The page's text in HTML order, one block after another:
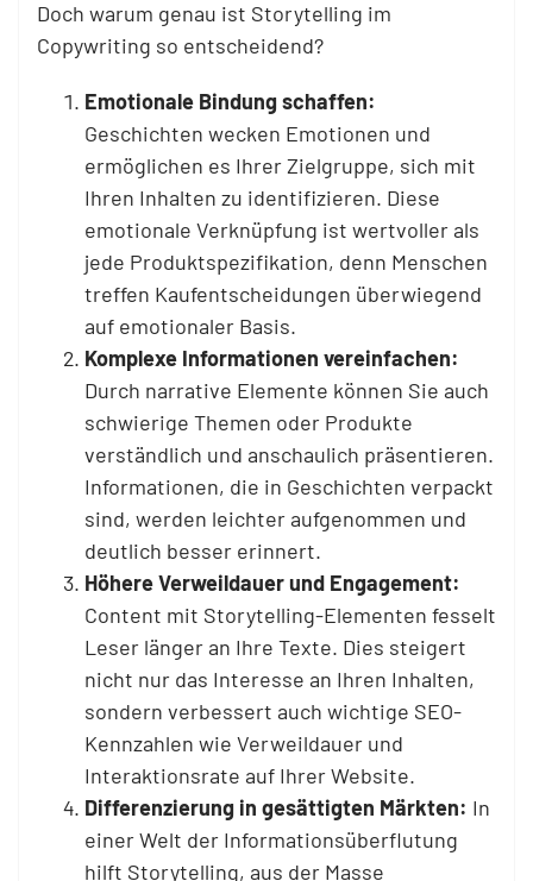
Doch warum genau ist Storytelling im
Copywriting so entscheidend?
Emotionale Bindung schaffen:
Geschichten wecken Emotionen und
ermöglichen es Ihrer Zielgruppe, sich mit
Ihren Inhalten zu identifizieren. Diese
emotionale Verknüpfung ist wertvoller als
jede Produktspezifikation, denn Menschen
treffen Kaufentscheidungen überwiegend
auf emotionaler Basis.
Komplexe Informationen vereinfachen:
Durch narrative Elemente können Sie auch
schwierige Themen oder Produkte
verständlich und anschaulich präsentieren.
Informationen, die in Geschichten verpackt
sind, werden leichter aufgenommen und
deutlich besser erinnert.
Höhere Verweildauer und Engagement:
Content mit Storytelling-Elementen fesselt
Leser länger an Ihre Texte. Dies steigert
nicht nur das Interesse an Ihren Inhalten,
sondern verbessert auch wichtige SEO-
Kennzahlen wie Verweildauer und
Interaktionsrate auf Ihrer Website.
Differenzierung in gesättigten Märkten: In
einer Welt der Informationsüberflutung
hilft Storytelling, aus der Masse